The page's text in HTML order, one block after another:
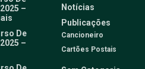
–
De
–
Notícias
Publicações
Cancioneiro
Cartões Postais